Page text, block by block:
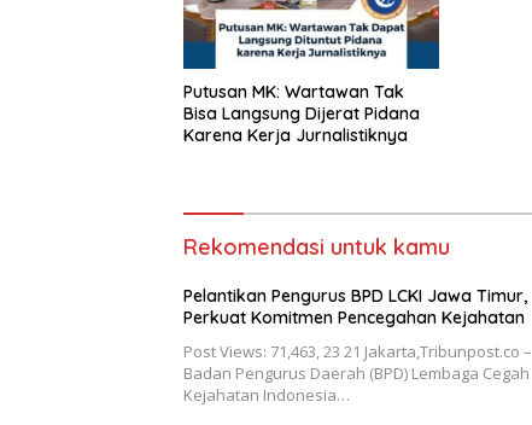
Putusan MK: Wartawan Tak
Bisa Langsung Dijerat Pidana
Karena Kerja Jurnalistiknya
Rekomendasi untuk kamu
Pelantikan Pengurus BPD LCKI Jawa Timur,
Perkuat Komitmen Pencegahan Kejahatan
Post Views: 71,463, 23 21 Jakarta,Tribunpost.co –
Badan Pengurus Daerah (BPD) Lembaga Cegah
Kejahatan Indonesia…